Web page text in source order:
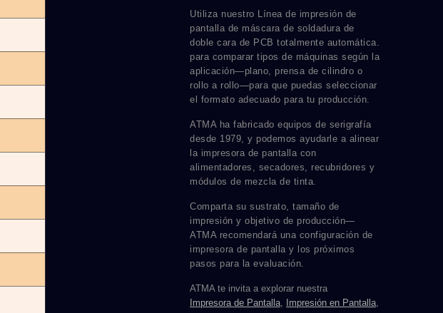
Utiliza nuestro Línea de impresión de
pantalla de máscara de soldadura de
doble cara de PCB totalmente automática.
para comparar tipos de máquinas según la
aplicación—plano, prensa de cilindro o
rollo a rollo—para que puedas seleccionar
el formato adecuado para tu producción.
ATMA ha fabricado equipos de serigrafía
desde 1979, y podemos ayudarle a alinear
la impresora de pantalla con
alimentadores, secadores, recubridores y
módulos de mezcla de tinta.
Comparta su sustrato, tamaño de
impresión y objetivo de producción—
ATMA recomendará una configuración de
impresora de pantalla y los próximos
pasos para la evaluación.
ATMA te invita a explorar nuestra
Impresora de Pantalla, Impresión en Pantalla,